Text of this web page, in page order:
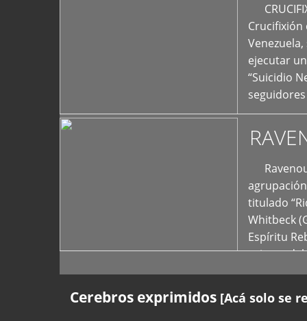
Crucifixión
ejecutar
“Suicidio
titulado
Whitbeck
Espíritu
oriente
Cerebros exprimidos [Acá solo se